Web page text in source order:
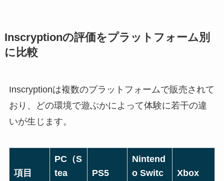
Inscryptionの評価をプラットフォーム別
に比較
Inscryptionは複数のプラットフォームで販売されて
おり、どの環境で遊ぶかによって体験に若干の違
いが生じます。
項目
PC（S
tea
PS5
Nintend
o Switc
Xbox